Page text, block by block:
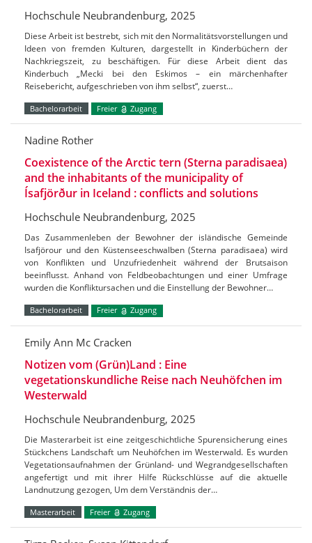
Hochschule Neubrandenburg, 2025
Diese Arbeit ist bestrebt, sich mit den Normalitätsvorstellungen und
Ideen von fremden Kulturen, dargestellt in Kinderbüchern der
Nachkriegszeit, zu beschäftigen. Für diese Arbeit dient das
Kinderbuch „Mecki bei den Eskimos – ein märchenhafter
Reisebericht, aufgeschrieben von ihm selbst“, zuerst…
Bachelorarbeit Freier Zugang
Nadine Rother
Coexistence of the Arctic tern (Sterna paradisaea)
and the inhabitants of the municipality of
Ísafjörður in Iceland : conflicts and solutions
Hochschule Neubrandenburg, 2025
Das Zusammenleben der Bewohner der isländische Gemeinde
Isafjörour und den Küstenseeschwalben (Sterna paradisaea) wird
von Konflikten und Unzufriedenheit während der Brutsaison
beeinflusst. Anhand von Feldbeobachtungen und einer Umfrage
wurden die Konfliktursachen und die Einstellung der Bewohner…
Bachelorarbeit Freier Zugang
Emily Ann Mc Cracken
Notizen vom (Grün)Land : Eine
vegetationskundliche Reise nach Neuhöfchen im
Westerwald
Hochschule Neubrandenburg, 2025
Die Masterarbeit ist eine zeitgeschichtliche Spurensicherung eines
Stückchens Landschaft um Neuhöfchen im Westerwald. Es wurden
Vegetationsaufnahmen der Grünland- und Wegrandgesellschaften
angefertigt und mit ihrer Hilfe Rückschlüsse auf die aktuelle
Landnutzung gezogen, Um dem Verständnis der…
Masterarbeit Freier Zugang